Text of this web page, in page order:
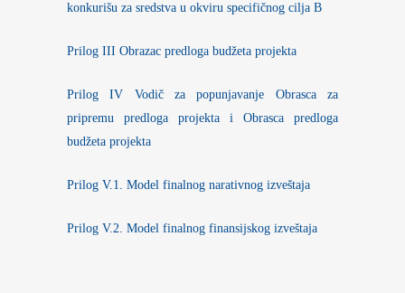
konkurišu za sredstva u okviru specifičnog cilja B
Prilog III Obrazac predloga budžeta projekta
Prilog IV Vodič za popunjavanje Obrasca za
pripremu predloga projekta i Obrasca predloga
budžeta projekta
Prilog V.1. Model finalnog narativnog izveštaja
Prilog V.2. Model finalnog finansijskog izveštaja